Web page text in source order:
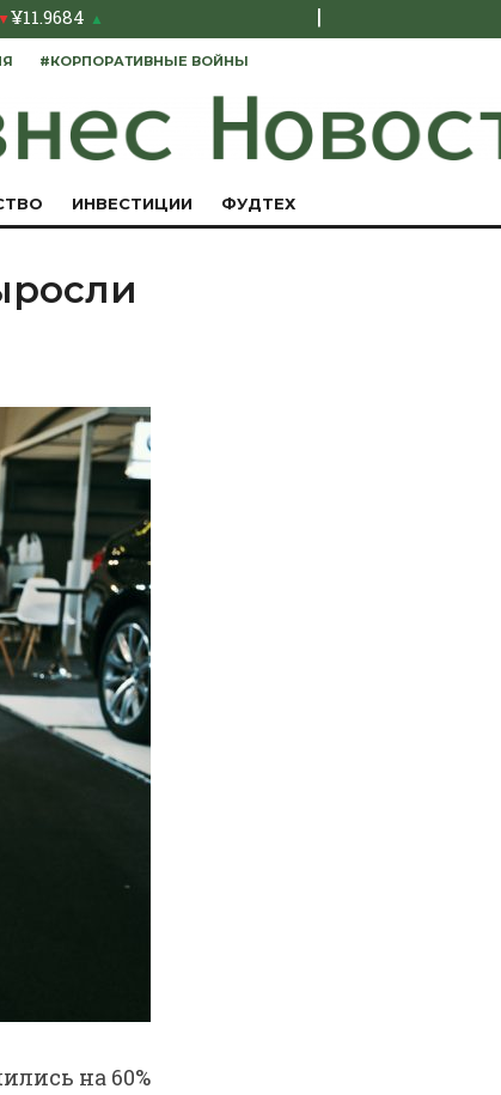
▼¥11.9684 ▲ |
#КОРПОРАТИВНЫЕ ВОЙНЫ
ИНВЕСТИЦИИ ФУДТЕХ
на 60%